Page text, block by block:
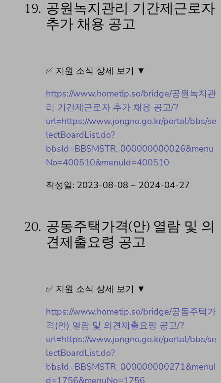
19. 공원녹지관리 기간제근로자
추가 채용 공고
✅ 지원 소식 상세 보기 ▼
https://www.hometip.so/bridge/공원녹지관
리 기간제근로자 추가 채용 공고/?
url=https://www.jongno.go.kr/portal/bbs/se
lectBoardList.do?
bbsId=BBSMSTR_000000000026&menu
No=400510&menuId=400510
작성일: 2023-08-08 ~ 2024-04-27
20. 공동주택가격(안) 열람 및 의
견제출요령 공고
✅ 지원 소식 상세 보기 ▼
https://www.hometip.so/bridge/공동주택가
격(안) 열람 및 의견제출요령 공고/?
url=https://www.jongno.go.kr/portal/bbs/se
lectBoardList.do?
bbsId=BBSMSTR_000000000271&menuI